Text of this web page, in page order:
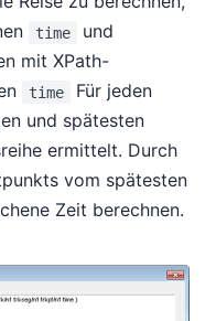
time und
mit XPath-
time
Für jeden
und spätesten
ermittelt. Durch
vom spätesten
Zeit berechnen.